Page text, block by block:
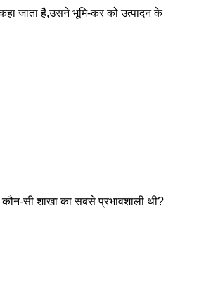
जाता है,उसने भूमि-कर को उत्पादन के
कौन-सी शाखा का सबसे प्रभावशाली थी?